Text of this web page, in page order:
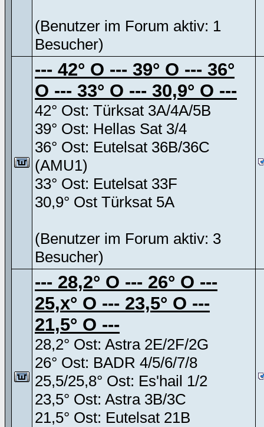
(Benutzer im Forum aktiv: 1
Besucher)
--- 42° O --- 39° O --- 36°
O --- 33° O --- 30,9° O ---
42° Ost: Türksat 3A/4A/5B
39° Ost: Hellas Sat 3/4
36° Ost: Eutelsat 36B/36C
(AMU1)
33° Ost: Eutelsat 33F
30,9° Ost Türksat 5A
(Benutzer im Forum aktiv: 3
Besucher)
--- 28,2° O --- 26° O ---
25,x° O --- 23,5° O ---
21,5° O ---
28,2° Ost: Astra 2E/2F/2G
26° Ost: BADR 4/5/6/7/8
25,5/25,8° Ost: Es'hail 1/2
23,5° Ost: Astra 3B/3C
21,5° Ost: Eutelsat 21B